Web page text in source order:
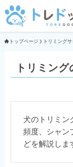
トップページ トリミング
トリミン
犬のトリミン
頻度、シャン
どを解説しま